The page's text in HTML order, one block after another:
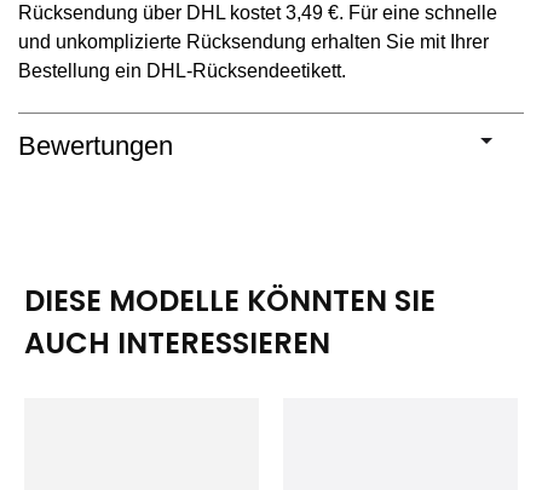
Rücksendung über DHL kostet 3,49 €. Für eine schnelle
und unkomplizierte Rücksendung erhalten Sie mit Ihrer
Bestellung ein DHL-Rücksendeetikett.
Bewertungen
DIESE MODELLE KÖNNTEN SIE
AUCH INTERESSIEREN